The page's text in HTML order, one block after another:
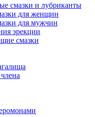
смазки и лубриканты
для женщин
для мужчин
эрекции
смазки